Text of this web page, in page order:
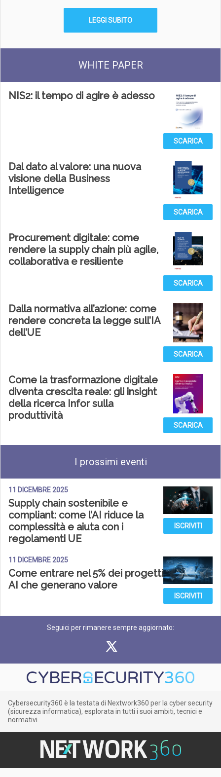
LEGGI SUBITO
WHITE PAPER
NIS2: il tempo di agire è adesso
SCARICA
Dal dato al valore: una nuova
visione della Business
Intelligence
SCARICA
Procurement digitale: come
rendere la supply chain più agile,
collaborativa e resiliente
SCARICA
Dalla normativa all’azione: come
rendere concreta la legge sull’IA
dell’UE
SCARICA
Come la trasformazione digitale
diventa crescita reale: gli insight
della ricerca Infor sulla
produttività
SCARICA
I prossimi eventi
11 DICEMBRE 2025
Supply chain sostenibile e
compliant: come l’AI riduce la
complessità e aiuta con i
regolamenti UE
ISCRIVITI
11 DICEMBRE 2025
Come entrare nel 5% dei progetti
AI che generano valore
ISCRIVITI
Seguici per rimanere sempre aggiornato:
Cybersecurity360 è la testata di Nextwork360 per la cyber security
(sicurezza informatica), esplorata in tutti i suoi ambiti, tecnici e
normativi.